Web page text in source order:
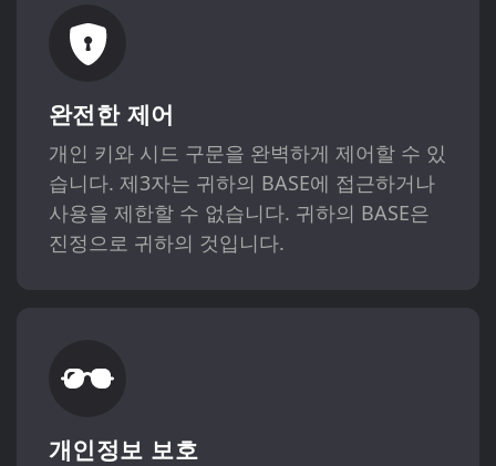
완전한 제어
개인 키와 시드 구문을 완벽하게 제어할 수 있
습니다. 제3자는 귀하의 BASE에 접근하거나
사용을 제한할 수 없습니다. 귀하의 BASE은
진정으로 귀하의 것입니다.
개인정보 보호